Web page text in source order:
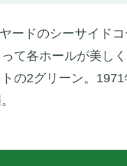
ードのシーサイド
て各ホールが美し
の2グリーン。